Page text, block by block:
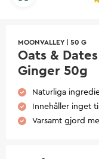
MOONVALLEY 50 G
Oats &
Ginger 50g
Naturliga
Innehåller inget
Varsamt gjord